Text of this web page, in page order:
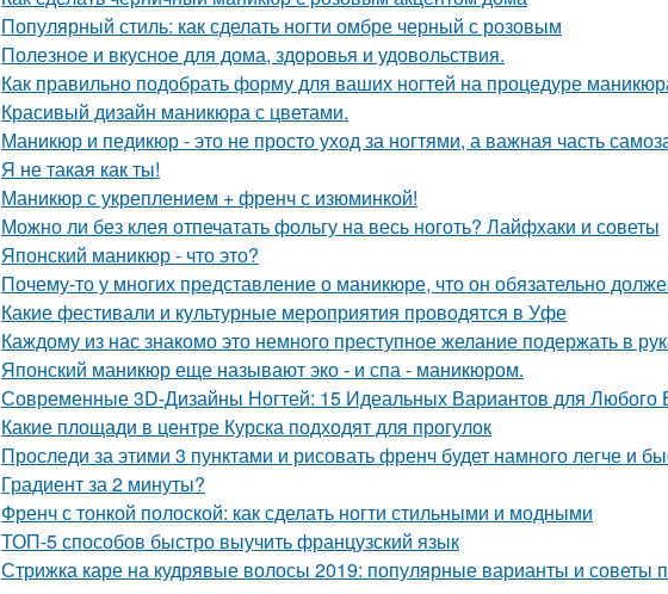
Популярный стиль: как сделать ногти омбре черный с розовым
Полезное и вкусное для дома, здоровья и удовольствия.
Как правильно подобрать форму для ваших ногтей на процедуре
Красивый дизайн маникюра с цветами.
Маникюр и педикюр - это не просто уход за ногтями, а важная часть
Я не такая как ты!
Маникюр с укреплением + френч с изюминкой!
Можно ли без клея отпечатать фольгу на весь ноготь? Лайфхаки и советы
Японский маникюр - что это?
Почему-то у многих представление о маникюре, что он обязательно
Какие фестивали и культурные мероприятия проводятся в Уфе
Каждому из нас знакомо это немного преступное желание подержать в
Японский маникюр еще называют эко - и спа - маникюром.
Современные 3D-Дизайны Ногтей: 15 Идеальных Вариантов для Любого
Какие площади в центре Курска подходят для прогулок
Проследи за этими 3 пунктами и рисовать френч будет намного легче и
Градиент за 2 минуты?
Френч с тонкой полоской: как сделать ногти стильными и модными
ТОП-5 способов быстро выучить французский язык
Стрижка каре на кудрявые волосы 2019: популярные варианты и советы